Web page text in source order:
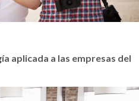
aplicada a las empresas del